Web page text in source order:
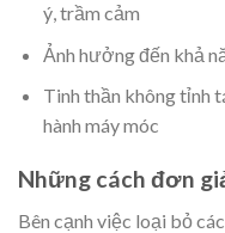
ý, trầm cảm
Ảnh hưởng đến khả
Tinh thần không tỉnh
hành máy móc
Những cách đơn
Bên cạnh việc loại bỏ